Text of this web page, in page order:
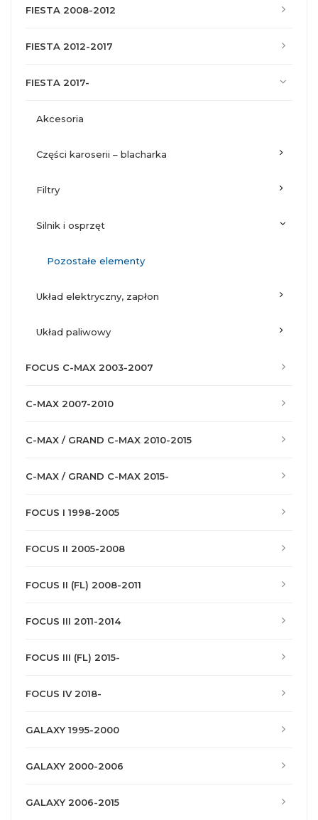
FIESTA 2008-2012
FIESTA 2012-2017
FIESTA 2017-
akcesoria
części karoserii – blacharka
filtry
silnik i osprzęt
pozostałe elementy
układ elektryczny, zapłon
układ paliwowy
FOCUS C-MAX 2003-2007
C-MAX 2007-2010
C-MAX / GRAND C-MAX 2010-2015
C-MAX / GRAND C-MAX 2015-
FOCUS I 1998-2005
FOCUS II 2005-2008
FOCUS II (FL) 2008-2011
FOCUS III 2011-2014
FOCUS III (FL) 2015-
FOCUS IV 2018-
GALAXY 1995-2000
GALAXY 2000-2006
GALAXY 2006-2015